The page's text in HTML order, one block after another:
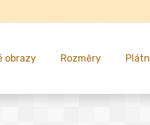
obrazy Rozměry